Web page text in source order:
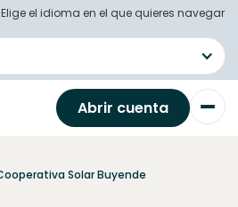
Elige el idioma en el que quieres navegar
Abrir cuenta
Solar Buyende